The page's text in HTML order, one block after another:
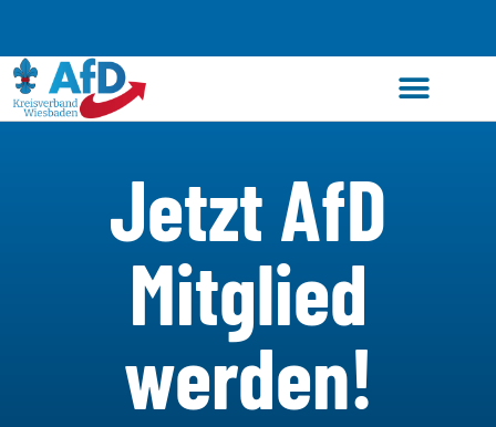
Zum
Inhalt
springen
Jetzt AfD
Mitglied
werden!